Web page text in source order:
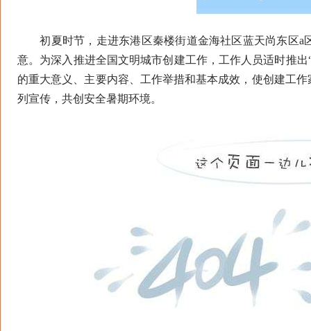
初夏时节，走进东港区秦楼街道金海社区蓝天尚东区a
意。为深入推进全国文明城市创建工作，工作人员适时推
的重大意义、主要内容、工作举措和基本成效，使创建工
列宣传，共创安全暑期环境。